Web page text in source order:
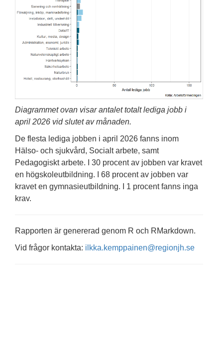
Diagrammet ovan visar antalet totalt lediga jobb i
april 2026 vid slutet av månaden.
De flesta lediga jobben i april 2026 fanns inom
Hälso- och sjukvård, Socialt arbete, samt
Pedagogiskt arbete. I 30 procent av jobben var kravet
en högskoleutbildning. I 68 procent av jobben var
kravet en gymnasieutbildning. I 1 procent fanns inga
krav.
Rapporten är genererad genom R och RMarkdown.
Vid frågor kontakta: ilkka.kemppainen@regionjh.se